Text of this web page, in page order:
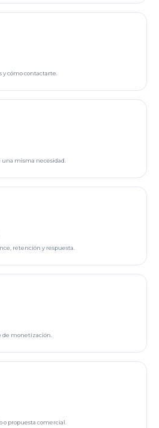
y cómo contactarte.
una misma necesidad.
retención y respuesta.
de monetización.
o propuesta comercial.